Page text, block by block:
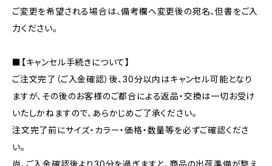
ご変更を希望される場合は、備考欄へ変更後の宛名、但書をご入
力ください。
■【キャンセル手続きについて】
ご注文完了（ご入金確認）後、30分以内はキャンセル可能となり
ますが、その後のお客様のご都合による返品・交換は一切お受け
いたしかねますので、あらかじめご了承ください。
注文完了前にサイズ・カラー・価格・数量等を必ずご確認くださ
い。
尚、ご入金確認後より30分を過ぎますと、商品の出荷準備が整え